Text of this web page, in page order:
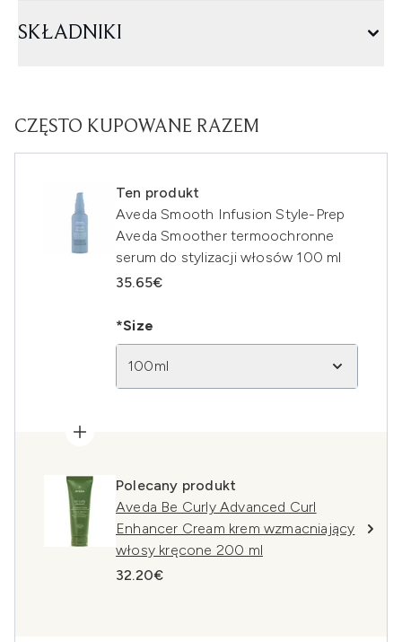
SKŁADNIKI
CZĘSTO KUPOWANE RAZEM
Ten produkt
Aveda Smooth Infusion Style-Prep
Aveda Smoother termoochronne
serum do stylizacji włosów 100 ml
35.65€
*Size
100ml
Polecany produkt
Aveda Be Curly Advanced Curl
Enhancer Cream krem wzmacniający
włosy kręcone 200 ml
32.20€